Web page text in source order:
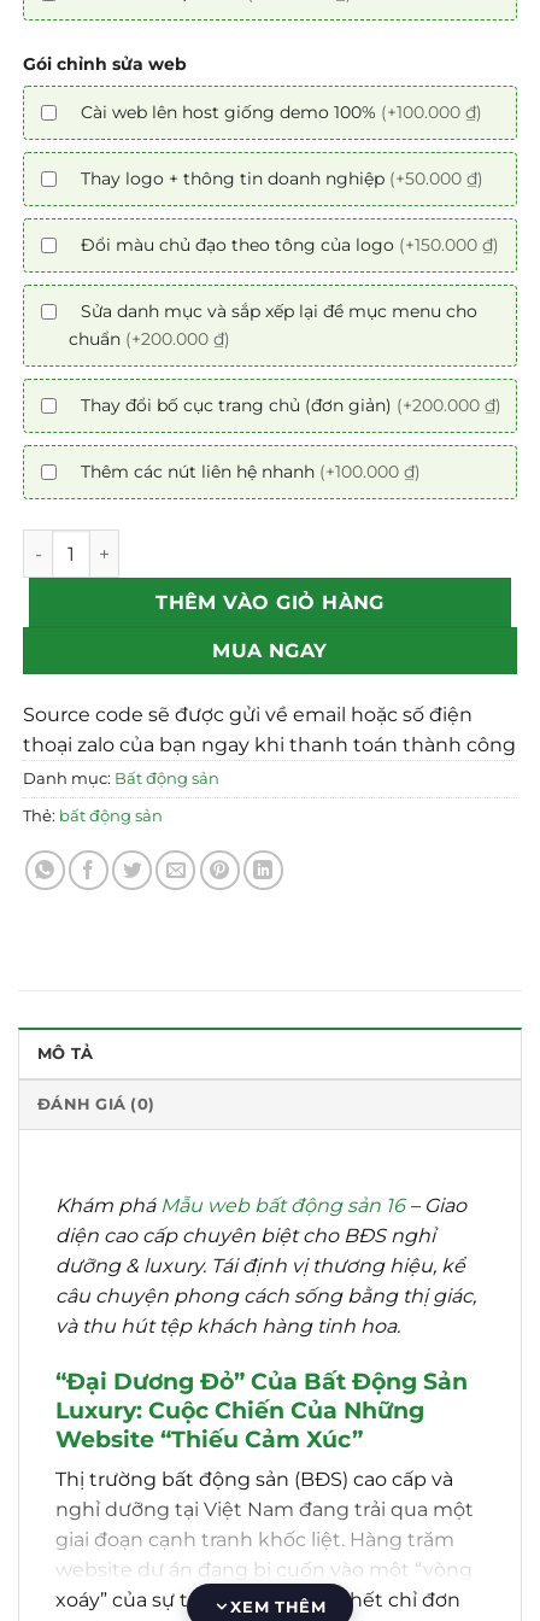
Gói chỉnh sửa web
Cài web lên host giống demo 100% (+100.000 ₫)
Thay logo + thông tin doanh nghiệp (+50.000 ₫)
Đổi màu chủ đạo theo tông của logo (+150.000 ₫)
Sửa danh mục và sắp xếp lại đề mục menu cho
chuẩn (+200.000 ₫)
Thay đổi bố cục trang chủ (đơn giản) (+200.000 ₫)
Thêm các nút liên hệ nhanh (+100.000 ₫)
Mẫu web bất động sản 16 chuẩn SEO số lượng
THÊM VÀO GIỎ HÀNG
MUA NGAY
Source code sẽ được gửi về email hoặc số điện
thoại zalo của bạn ngay khi thanh toán thành công
Danh mục: Bất động sản
Thẻ: bất động sản
MÔ TẢ
ĐÁNH GIÁ (0)
Khám phá Mẫu web bất động sản 16– Giao
diện cao cấp chuyên biệt cho BĐS nghỉ
dưỡng & luxury. Tái định vị thương hiệu, kể
câu chuyện phong cách sống bằng thị giác,
và thu hút tệp khách hàng tinh hoa.
“Đại Dương Đỏ” Của Bất Động Sản
Luxury: Cuộc Chiến Của Những
Website “Thiếu Cảm Xúc”
Thị trường bất động sản (BĐS) cao cấp và
nghỉ dưỡng tại Việt Nam đang trải qua một
giai đoạn cạnh tranh khốc liệt. Hàng trăm
website dự án đang bị cuốn vào một “vòng
xoáy” của sự tương đồng. Hầu hết chỉ đơn
XEM THÊM